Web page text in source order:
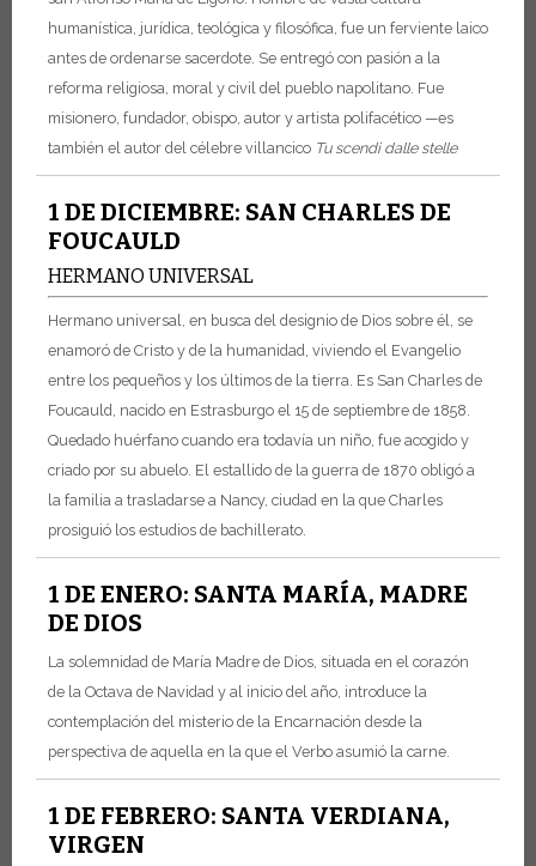
humanística, jurídica, teológica y filosófica, fue un ferviente laico
antes de ordenarse sacerdote. Se entregó con pasión a la
reforma religiosa, moral y civil del pueblo napolitano. Fue
misionero, fundador, obispo, autor y artista polifacético —es
también el autor del célebre villancico Tu scendi dalle stelle
1 DE DICIEMBRE: SAN CHARLES DE
FOUCAULD
HERMANO UNIVERSAL
Hermano universal, en busca del designio de Dios sobre él, se
enamoró de Cristo y de la humanidad, viviendo el Evangelio
entre los pequeños y los últimos de la tierra. Es San Charles de
Foucauld, nacido en Estrasburgo el 15 de septiembre de 1858.
Quedado huérfano cuando era todavía un niño, fue acogido y
criado por su abuelo. El estallido de la guerra de 1870 obligó a
la familia a trasladarse a Nancy, ciudad en la que Charles
prosiguió los estudios de bachillerato.
1 DE ENERO: SANTA MARÍA, MADRE
DE DIOS
La solemnidad de María Madre de Dios, situada en el corazón
de la Octava de Navidad y al inicio del año, introduce la
contemplación del misterio de la Encarnación desde la
perspectiva de aquella en la que el Verbo asumió la carne.
1 DE FEBRERO: SANTA VERDIANA,
VIRGEN